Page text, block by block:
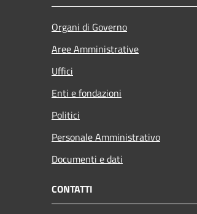
Organi di Governo
Aree Amministrative
Uffici
Enti e fondazioni
Politici
Personale Amministrativo
Documenti e dati
CONTATTI